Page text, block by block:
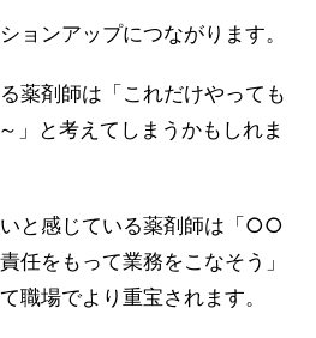
ョンアップにつながります。
薬剤師は「これだけやっても
と考えてしまうかもしれま
と感じている薬剤師は「○○
任をもって業務をこなそう」
職場でより重宝されます。